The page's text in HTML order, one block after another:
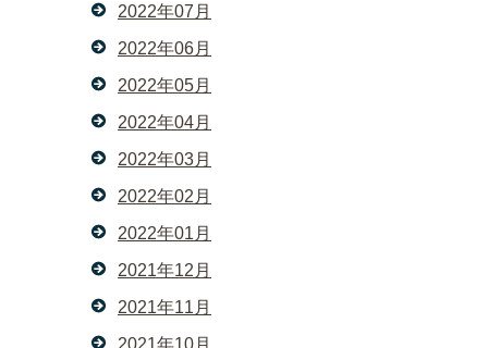
2022年07月
2022年06月
2022年05月
2022年04月
2022年03月
2022年02月
2022年01月
2021年12月
2021年11月
2021年10月